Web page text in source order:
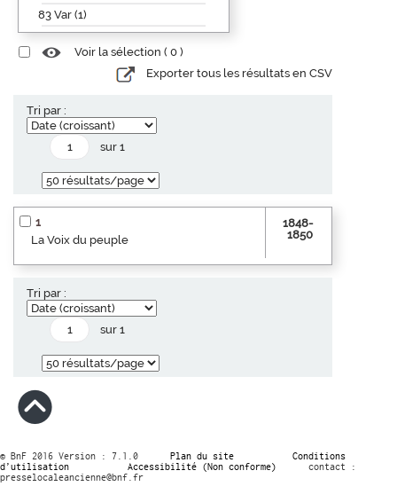
83 Var (1)
Voir la sélection ( 0 )
Exporter tous les résultats en CSV
Tri par :
sur 1
1
La Voix du peuple
1848-
1850
Tri par :
sur 1
© BnF 2016 Version : 7.1.0 Plan du site
Conditions
d’utilisation
Accessibilité (Non conforme)
contact :
presselocaleancienne@bnf.fr